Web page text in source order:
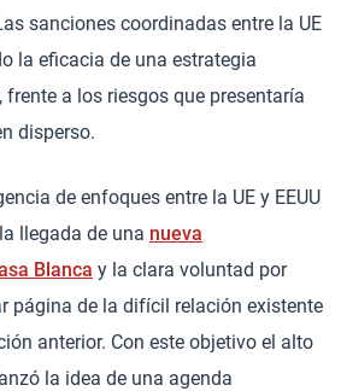
sanciones coordinadas entre la UE
la eficacia de una estrategia
a los riesgos que presentaría
disperso.
de enfoques entre la UE y EEUU
llegada de una nueva
Blanca y la clara voluntad por
página de la difícil relación existente
anterior. Con este objetivo el alto
la idea de una agenda